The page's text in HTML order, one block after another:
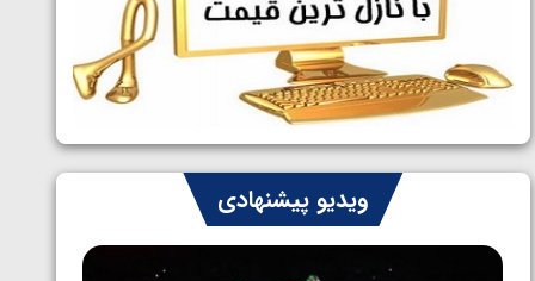
دوم کشتی فرنگی نوجوانان جهان
1405/05/06
ویدیو پیشنهادی